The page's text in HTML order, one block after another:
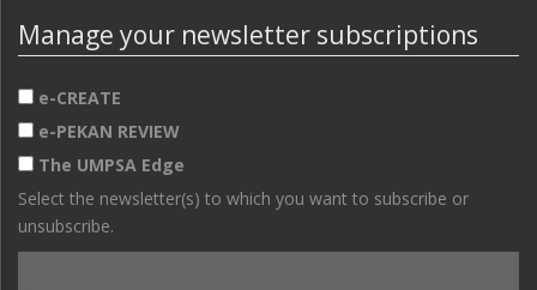
Manage your newsletter subscriptions
e-CREATE
e-PEKAN REVIEW
The UMPSA Edge
Select the newsletter(s) to which you want to subscribe or
unsubscribe.